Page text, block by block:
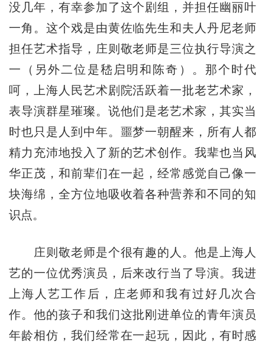
没几年，有幸参加了这个剧组，并担任幽丽叶
一角。这个戏是由黄佐临先生和夫人丹尼老师
担任艺术指导，庄则敬老师是三位执行导演之
一（另外二位是嵇启明和陈奇）。那个时代
呵，上海人民艺术剧院活跃着一批老艺术家，
表导演群星璀璨。说他们是老艺术家，其实当
时也只是人到中年。噩梦一朝醒来，所有人都
精力充沛地投入了新的艺术创作。我辈也当风
华正茂，和前辈们在一起，经常感觉自己像一
块海绵，全方位地吸收着各种营养和不同的知
识点。
庄则敬老师是个很有趣的人。他是上海人
艺的一位优秀演员，后来改行当了导演。我进
上海人艺工作后，庄老师和我有过好几次合
作。他的孩子和我们这批刚进单位的青年演员
年龄相仿，我们经常在一起玩，因此，有时感